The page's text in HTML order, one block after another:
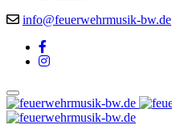
info@feuerwehrmusik-bw.de